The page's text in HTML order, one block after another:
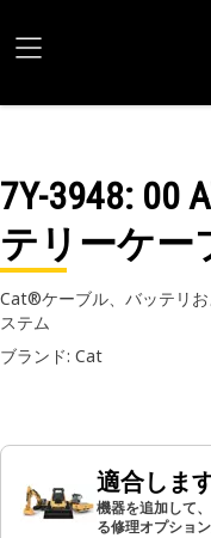
7Y-3948: 00
テリーケー
Cat®ケーブル、バッテリ
ステム
ブランド: Cat
適合しま
機器を追加して
る修理オプショ